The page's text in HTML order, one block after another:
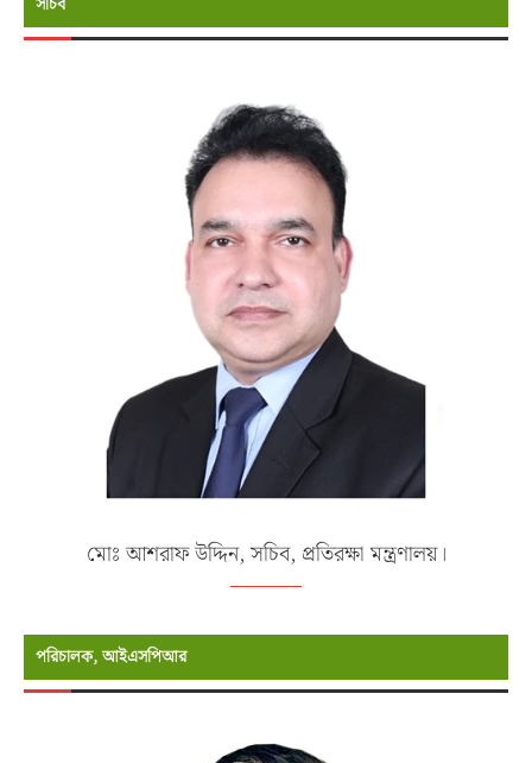
মোঃ আশরাফ উদ্দিন, সচিব, প্রতিরক্ষা মন্ত্রণালয়।
পরিচালক, আইএসপিআর